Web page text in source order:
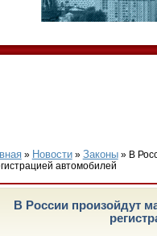
» Новости» Законы» В
автомобилей
В России произойдут